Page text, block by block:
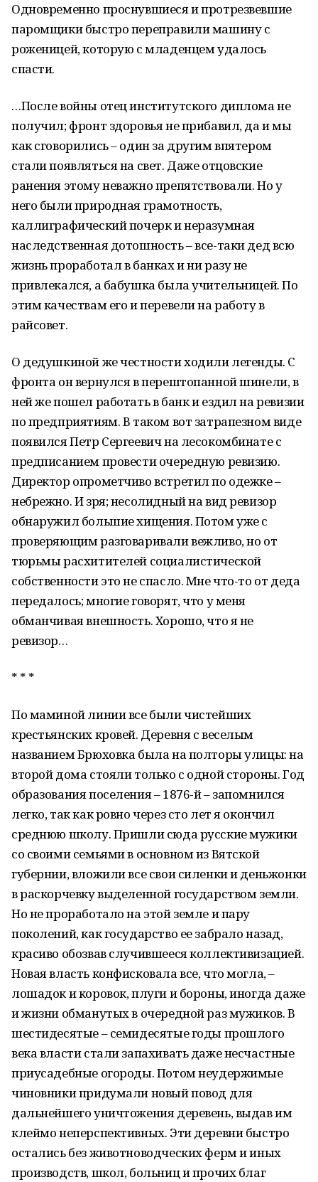
Одновременно проснувшиеся и протрезвевшие
паромщики быстро переправили машину с
роженицей, которую с младенцем удалось
спасти.
…После войны отец институтского диплома не
получил; фронт здоровья не прибавил, да и мы
как сговорились – один за другим впятером
стали появляться на свет. Даже отцовские
ранения этому неважно препятствовали. Но у
него были природная грамотность,
каллиграфический почерк и неразумная
наследственная дотошность – все-таки дед всю
жизнь проработал в банках и ни разу не
привлекался, а бабушка была учительницей. По
этим качествам его и перевели на работу в
райсовет.
О дедушкиной же честности ходили легенды. С
фронта он вернулся в перештопанной шинели, в
ней же пошел работать в банк и ездил на ревизии
по предприятиям. В таком вот затрапезном виде
появился Петр Сергеевич на лесокомбинате с
предписанием провести очередную ревизию.
Директор опрометчиво встретил по одежке –
небрежно. И зря; несолидный на вид ревизор
обнаружил большие хищения. Потом уже с
проверяющим разговаривали вежливо, но от
тюрьмы расхитителей социалистической
собственности это не спасло. Мне что-то от деда
передалось; многие говорят, что у меня
обманчивая внешность. Хорошо, что я не
ревизор…
* * *
По маминой линии все были чистейших
крестьянских кровей. Деревня с веселым
названием Брюховка была на полторы улицы: на
второй дома стояли только с одной стороны. Год
образования поселения – 1876-й – запомнился
легко, так как ровно через сто лет я окончил
среднюю школу. Пришли сюда русские мужики
со своими семьями в основном из Вятской
губернии, вложили все свои силенки и деньжонки
в раскорчевку выделенной государством земли.
Но не проработало на этой земле и пару
поколений, как государство ее забрало назад,
красиво обозвав случившееся коллективизацией.
Новая власть конфисковала все, что могла, –
лошадок и коровок, плуги и бороны, иногда даже
и жизни обманутых в очередной раз мужиков. В
шестидесятые – семидесятые годы прошлого
века власти стали запахивать даже несчастные
приусадебные огороды. Потом неудержимые
чиновники придумали новый повод для
дальнейшего уничтожения деревень, выдав им
клеймо неперспективных. Эти деревни быстро
остались без животноводческих ферм и иных
производств, школ, больниц и прочих благ